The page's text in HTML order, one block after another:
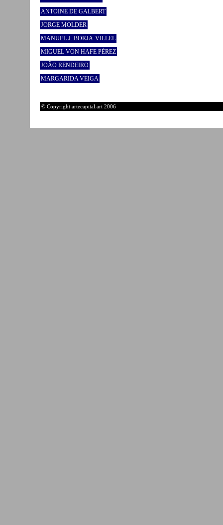
ANTOINE DE GALBERT
JORGE MOLDER
MANUEL J. BORJA-VILLEL
MIGUEL VON HAFE PÉREZ
JOÃO RENDEIRO
MARGARIDA VEIGA
© Copyright artecapital.art 2006